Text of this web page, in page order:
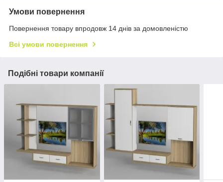
Умови повернення
Повернення товару впродовж 14 днів за домовленістю
Всі умови повернення
Подібні товари компанії